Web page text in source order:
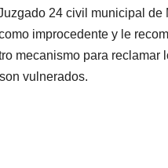
24 civil municipal de
improcedente y le
mecanismo para reclamar
vulnerados.